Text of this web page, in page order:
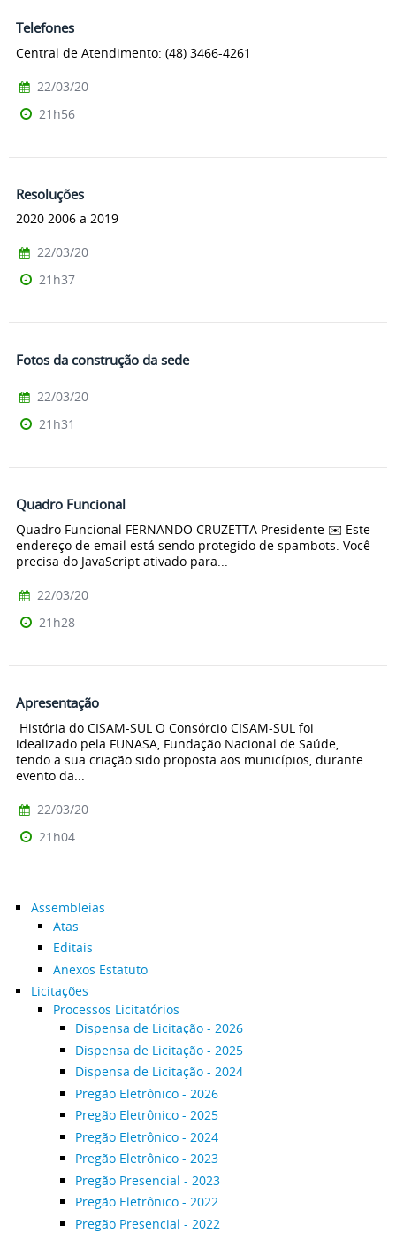
Telefones
Central de Atendimento: (48) 3466-4261
22/03/20
21h56
Resoluções
2020 2006 a 2019
22/03/20
21h37
Fotos da construção da sede
22/03/20
21h31
Quadro Funcional
Quadro Funcional FERNANDO CRUZETTA Presidente ✉️ Este
endereço de email está sendo protegido de spambots. Você
precisa do JavaScript ativado para...
22/03/20
21h28
Apresentação
História do CISAM-SUL O Consórcio CISAM-SUL foi
idealizado pela FUNASA, Fundação Nacional de Saúde,
tendo a sua criação sido proposta aos municípios, durante
evento da...
22/03/20
21h04
Assembleias
Atas
Editais
Anexos Estatuto
Licitações
Processos Licitatórios
Dispensa de Licitação - 2026
Dispensa de Licitação - 2025
Dispensa de Licitação - 2024
Pregão Eletrônico - 2026
Pregão Eletrônico - 2025
Pregão Eletrônico - 2024
Pregão Eletrônico - 2023
Pregão Presencial - 2023
Pregão Eletrônico - 2022
Pregão Presencial - 2022